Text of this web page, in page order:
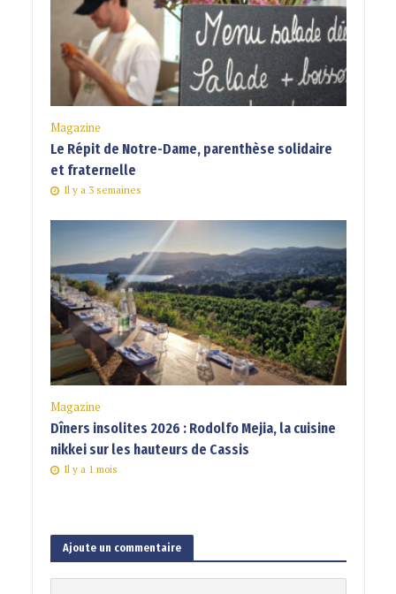
Magazine
Le Répit de Notre-Dame, parenthèse solidaire
et fraternelle
Il y a 3 semaines
Magazine
Dîners insolites 2026 : Rodolfo Mejia, la cuisine
nikkei sur les hauteurs de Cassis
Il y a 1 mois
Ajoute un commentaire